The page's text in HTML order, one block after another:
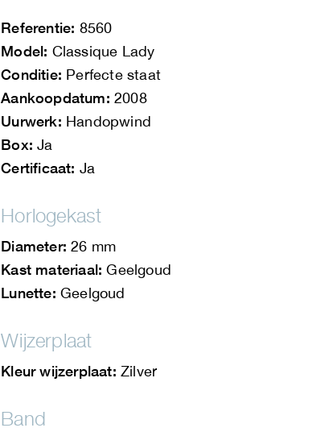
Referentie: 8560
Model: Classique Lady
Conditie: Perfecte staat
Aankoopdatum: 2008
Uurwerk: Handopwind
Box: Ja
Certificaat: Ja
Horlogekast
Diameter: 26 mm
Kast materiaal: Geelgoud
Lunette: Geelgoud
Wijzerplaat
Kleur wijzerplaat: Zilver
Band